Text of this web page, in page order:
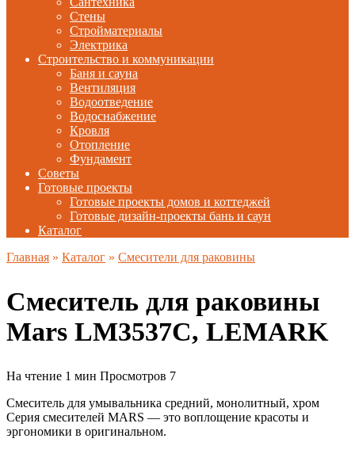
Стены
Стройматериалы
Электрика
Строительство и коммуникации
Баня и сауна
Вентиляция
Водоотведение
Водоснабжение
Кровля
Отопление
Фундамент
Советы
Готовые проекты
Готовые проекты домов и коттеджей
Готовые дизайн-проекты бань и саун
Каталог
Главная » Каталог » Смесители для раковины
Смеситель для раковины
Mars LM3537C, LEMARK
На чтение 1 мин Просмотров 7
Смеситель для умывальника средний, монолитный, хром
Серия смесителей MARS — это воплощение красоты и
эргономики в оригинальном.